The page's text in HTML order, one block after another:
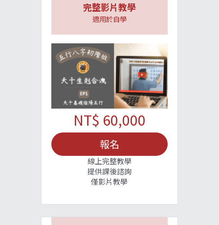
完整影片教學
適用於自學
NT$ 60,000
報名
線上完整教學
提供課後諮詢
僅影片教學